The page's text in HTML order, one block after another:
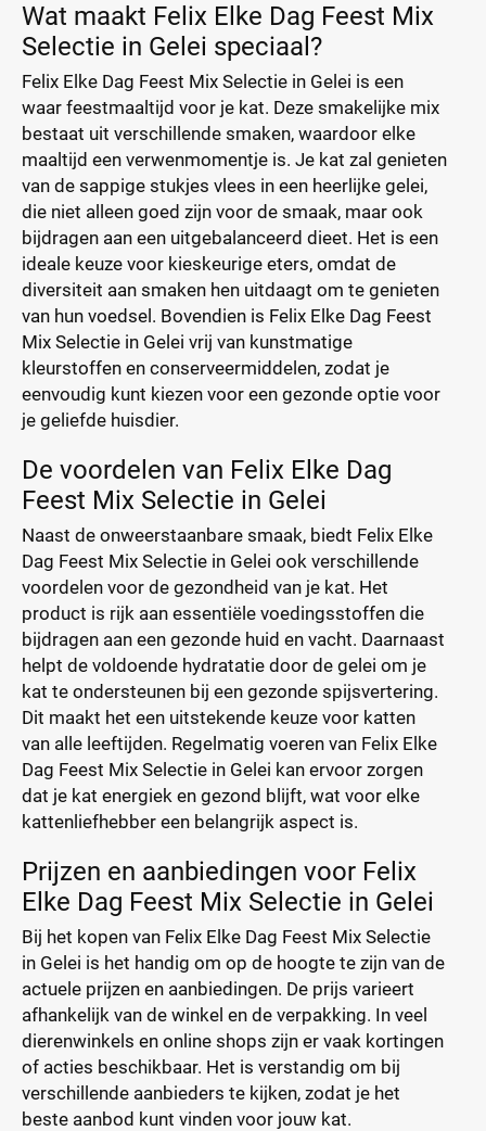
Wat maakt Felix Elke Dag Feest Mix
Selectie in Gelei speciaal?
Felix Elke Dag Feest Mix Selectie in Gelei is een
waar feestmaaltijd voor je kat. Deze smakelijke mix
bestaat uit verschillende smaken, waardoor elke
maaltijd een verwenmomentje is. Je kat zal genieten
van de sappige stukjes vlees in een heerlijke gelei,
die niet alleen goed zijn voor de smaak, maar ook
bijdragen aan een uitgebalanceerd dieet. Het is een
ideale keuze voor kieskeurige eters, omdat de
diversiteit aan smaken hen uitdaagt om te genieten
van hun voedsel. Bovendien is Felix Elke Dag Feest
Mix Selectie in Gelei vrij van kunstmatige
kleurstoffen en conserveermiddelen, zodat je
eenvoudig kunt kiezen voor een gezonde optie voor
je geliefde huisdier.
De voordelen van Felix Elke Dag
Feest Mix Selectie in Gelei
Naast de onweerstaanbare smaak, biedt Felix Elke
Dag Feest Mix Selectie in Gelei ook verschillende
voordelen voor de gezondheid van je kat. Het
product is rijk aan essentiële voedingsstoffen die
bijdragen aan een gezonde huid en vacht. Daarnaast
helpt de voldoende hydratatie door de gelei om je
kat te ondersteunen bij een gezonde spijsvertering.
Dit maakt het een uitstekende keuze voor katten
van alle leeftijden. Regelmatig voeren van Felix Elke
Dag Feest Mix Selectie in Gelei kan ervoor zorgen
dat je kat energiek en gezond blijft, wat voor elke
kattenliefhebber een belangrijk aspect is.
Prijzen en aanbiedingen voor Felix
Elke Dag Feest Mix Selectie in Gelei
Bij het kopen van Felix Elke Dag Feest Mix Selectie
in Gelei is het handig om op de hoogte te zijn van de
actuele prijzen en aanbiedingen. De prijs varieert
afhankelijk van de winkel en de verpakking. In veel
dierenwinkels en online shops zijn er vaak kortingen
of acties beschikbaar. Het is verstandig om bij
verschillende aanbieders te kijken, zodat je het
beste aanbod kunt vinden voor jouw kat.